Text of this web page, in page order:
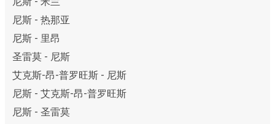
尼斯 - 热那亚
尼斯 - 里昂
圣雷莫 - 尼斯
艾克斯-昂-普罗旺斯 - 尼斯
尼斯 - 艾克斯-昂-普罗旺斯
尼斯 - 圣雷莫